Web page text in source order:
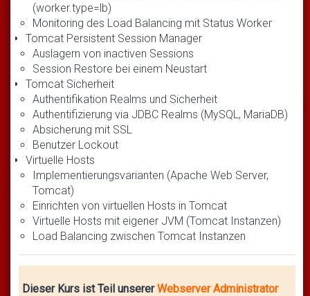
(worker.type=lb)
Monitoring des Load Balancing mit Status Worker
Tomcat Persistent Session Manager
Auslagern von inactiven Sessions
Session Restore bei einem Neustart
Tomcat Sicherheit
Authentifikation Realms und Sicherheit
Authentifizierung via JDBC Realms (MySQL, MariaDB)
Absicherung mit SSL
Benutzer Lockout
Virtuelle Hosts
Implementierungsvarianten (Apache Web Server,
Tomcat)
Einrichten von virtuellen Hosts in Tomcat
Virtuelle Hosts mit eigener JVM (Tomcat Instanzen)
Load Balancing zwischen Tomcat Instanzen
Dieser Kurs ist Teil unsererWebserver Administrator